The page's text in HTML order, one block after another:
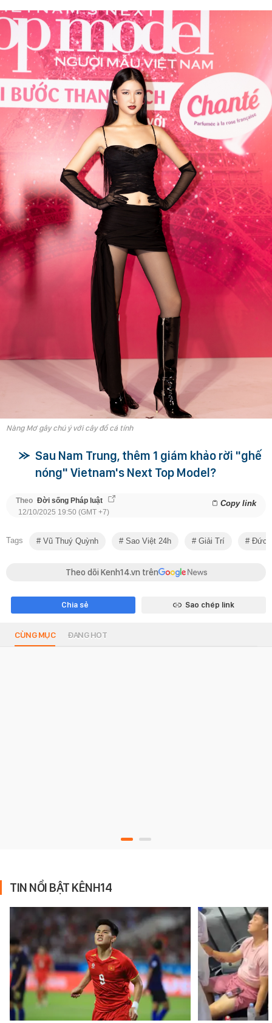
Nàng Mơ gây chú ý với cây đồ cá tính
Sau Nam Trung, thêm 1 giám khảo rời "ghế
nóng" Vietnam's Next Top Model?
Theo Đời sống Pháp luật Copy link
12/10/2025 19:50 (GMT +7)
Tags Vũ Thuý Quỳnh Sao Việt 24h Giải Trí Đức
Theo dõi Kenh14.vn trên
Chia sẻ Sao chép link
CÙNG MỤC ĐANG HOT
TIN NỔI BẬT KÊNH14